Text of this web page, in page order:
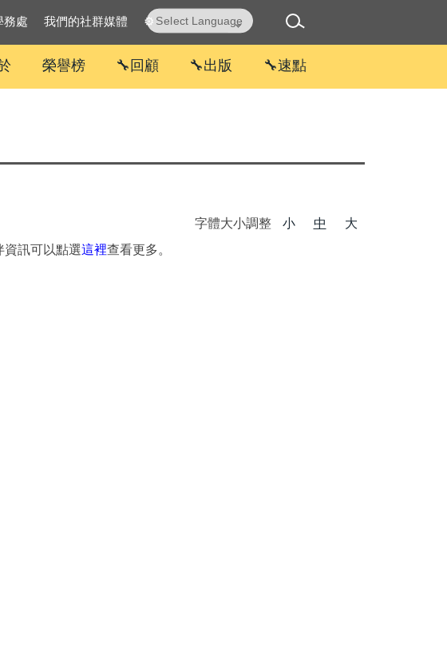
Translate
務處 我們的社群媒體 ⚙
榮譽榜 🔧回顧 🔧出版 🔧速點
字體大小調整 小 中
大
資訊可以點選這裡查看更多。